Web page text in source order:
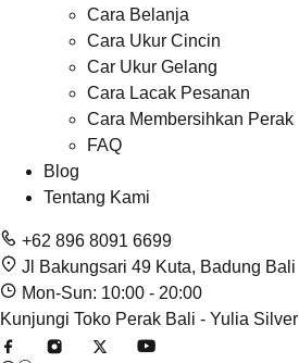
Cara Belanja
Cara Ukur Cincin
Car Ukur Gelang
Cara Lacak Pesanan
Cara Membersihkan Perak
FAQ
Blog
Tentang Kami
+62 896 8091 6699
Jl Bakungsari 49 Kuta, Badung Bali
Mon-Sun: 10:00 - 20:00
Kunjungi Toko Perak Bali - Yulia Silver